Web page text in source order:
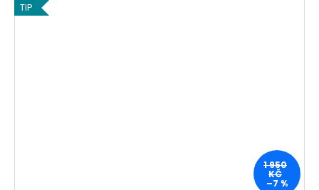
TIP
1 950
KČ
–7 %